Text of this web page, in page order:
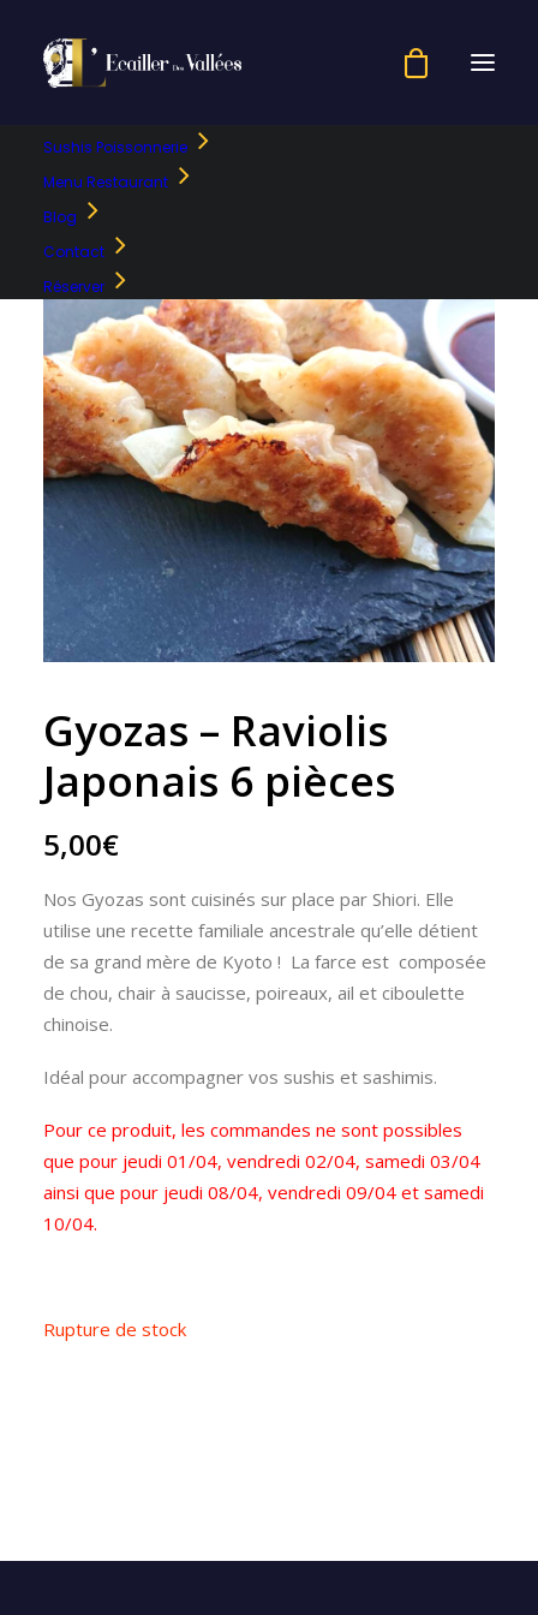
Sushis Poissonnerie
Menu Restaurant
Blog
Contact
Réserver
Gyozas – Raviolis
Japonais 6 pièces
5,00€
Nos Gyozas sont cuisinés sur place par Shiori. Elle
utilise une recette familiale ancestrale qu’elle détient
de sa grand mère de Kyoto ! La farce est composée
de chou, chair à saucisse, poireaux, ail et ciboulette
chinoise.
Idéal pour accompagner vos sushis et sashimis.
Pour ce produit, les commandes ne sont possibles
que pour jeudi 01/04, vendredi 02/04, samedi 03/04
ainsi que pour jeudi 08/04, vendredi 09/04 et samedi
10/04.
Rupture de stock